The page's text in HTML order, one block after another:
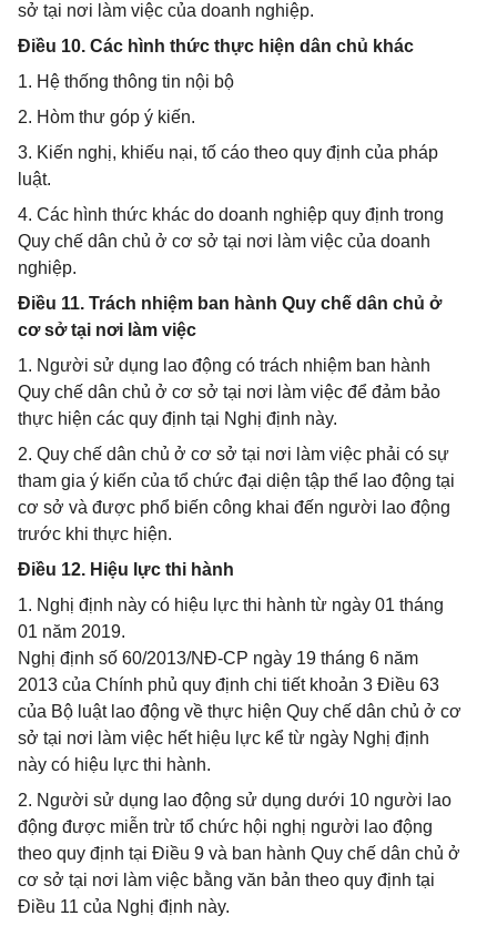
sở tại nơi làm việc của doanh nghiệp.
Điều 10. Các hình thức thực hiện dân chủ khác
1. Hệ thống thông tin nội bộ
2. Hòm thư góp ý kiến.
3. Kiến nghị, khiếu nại, tố cáo theo quy định của pháp
luật.
4. Các hình thức khác do doanh nghiệp quy định trong
Quy chế dân chủ ở cơ sở tại nơi làm việc của doanh
nghiệp.
Điều 11. Trách nhiệm ban hành Quy chế dân chủ ở
cơ sở tại nơi làm việc
1. Người sử dụng lao động có trách nhiệm ban hành
Quy chế dân chủ ở cơ sở tại nơi làm việc để đảm bảo
thực hiện các quy định tại Nghị định này.
2. Quy chế dân chủ ở cơ sở tại nơi làm việc phải có sự
tham gia ý kiến của tổ chức đại diện tập thể lao động tại
cơ sở và được phổ biến công khai đến người lao động
trước khi thực hiện.
Điều 12. Hiệu lực thi hành
1. Nghị định này có hiệu lực thi hành từ ngày 01 tháng
01 năm 2019.
Nghị định số 60/2013/NĐ-CP ngày 19 tháng 6 năm
2013 của Chính phủ quy định chi tiết khoản 3 Điều 63
của Bộ luật lao động về thực hiện Quy chế dân chủ ở cơ
sở tại nơi làm việc hết hiệu lực kể từ ngày Nghị định
này có hiệu lực thi hành.
2. Người sử dụng lao động sử dụng dưới 10 người lao
động được miễn trừ tổ chức hội nghị người lao động
theo quy định tại Điều 9 và ban hành Quy chế dân chủ ở
cơ sở tại nơi làm việc bằng văn bản theo quy định tại
Điều 11 của Nghị định này.